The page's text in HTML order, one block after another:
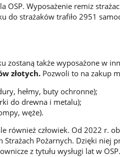
OSP. Wyposażenie remiz
do strażaków trafiło 2951
zostaną także wyposażone w
złotych. Pozwoli to na zakup
hełmy, buty ochronne);
do drewna i metalu);
węże).
również człowiek. Od 2022 r.
Pożarnych. Dzięki niej
z tytułu wysługi lat w OSP.